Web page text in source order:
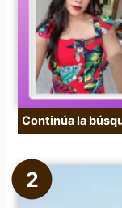
Continúa la